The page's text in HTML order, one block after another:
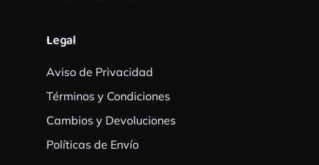
Legal
Aviso de Privacidad
Términos y Condiciones
Cambios y Devoluciones
Políticas de Envío